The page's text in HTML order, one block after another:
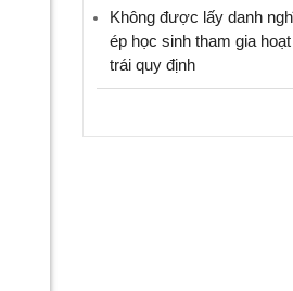
Không được lấy danh
ép học sinh tham gia
trái quy định